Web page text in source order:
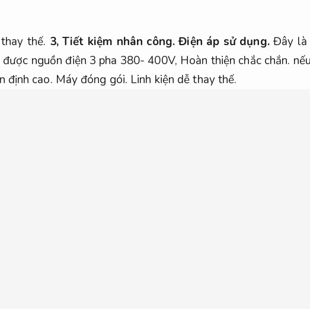
thế. 3,Tiết kiệm nhân công.Điện áp sử dụng.Đây là
nguồn điện 3 pha 380- 400V, Hoàn thiện chắc chắn.
định cao. Máy đóng gói. Linh kiện dễ thay thế.